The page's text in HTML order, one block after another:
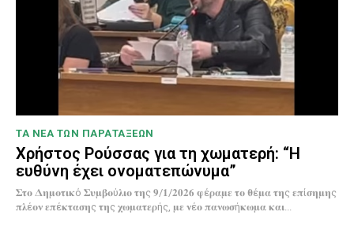
ΤΑ ΝΕΑ ΤΩΝ ΠΑΡΑΤΑΞΕΩΝ
Χρήστος Ρούσσας για τη χωματερή: “Η
ευθύνη έχει ονοματεπώνυμα”
𝚺𝛕𝛐 𝚫𝛈𝛍𝛐𝛕𝛊𝛋ό 𝚺𝛖𝛍𝛃𝛐ύ𝛌𝛊𝛐 𝛕𝛈ς 𝟗/𝟏/𝟐𝟎𝟐𝟔 𝛗έ𝛒𝛂𝛍𝛆 𝛕𝛐 𝛉έ𝛍𝛂 𝛕𝛈ς 𝛆𝛑ί𝛔𝛈𝛍𝛈ς
𝛑𝛌έ𝛐𝛎 𝛆𝛑έ𝛋𝛕𝛂𝛔𝛈ς 𝛕𝛈ς 𝛘𝛚𝛍𝛂𝛕𝛆𝛒ής, 𝛍𝛆 𝛎έ𝛐 𝛑𝛂𝛎𝛚𝛔ή𝛋𝛚𝛍𝛂 𝛋𝛂𝛊...